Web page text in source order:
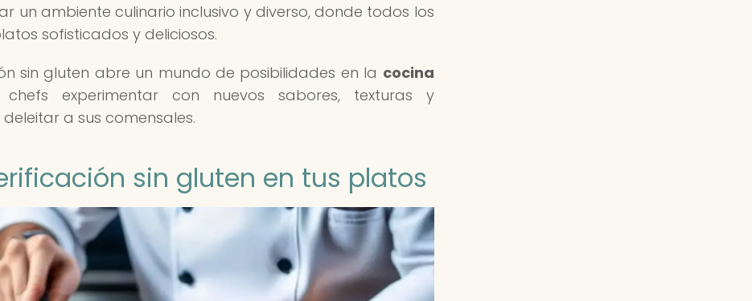
un ambiente culinario inclusivo y diverso, donde todos los
sofisticados y deliciosos.
sin gluten abre un mundo de posibilidades en la cocina
experimentar con nuevos sabores, texturas y
a sus comensales.
sin gluten en tus platos